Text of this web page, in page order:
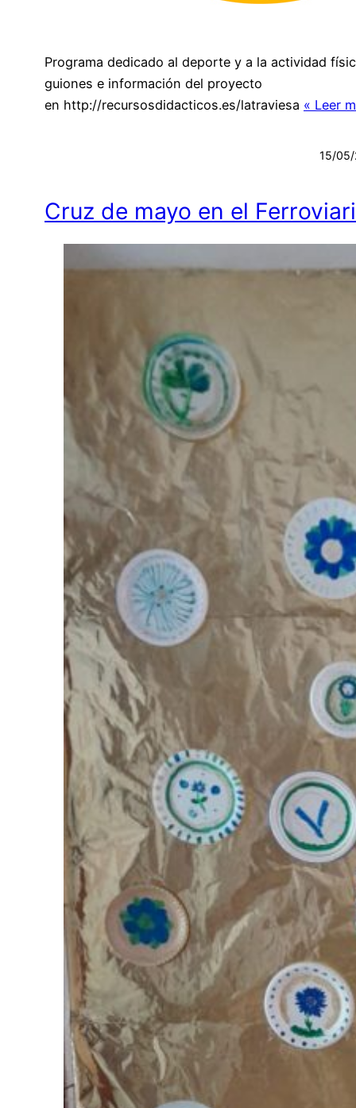
Programa dedicado al deporte y a la actividad
guiones e información del proyecto
en http://recursosdidacticos.es/latraviesa « Leer
15/
Cruz de mayo en el